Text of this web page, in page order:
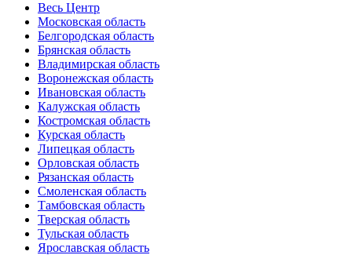
Весь Центр
Московская область
Белгородская область
Брянская область
Владимирская область
Воронежская область
Ивановская область
Калужская область
Костромская область
Курская область
Липецкая область
Орловская область
Рязанская область
Смоленская область
Тамбовская область
Тверская область
Тульская область
Ярославская область